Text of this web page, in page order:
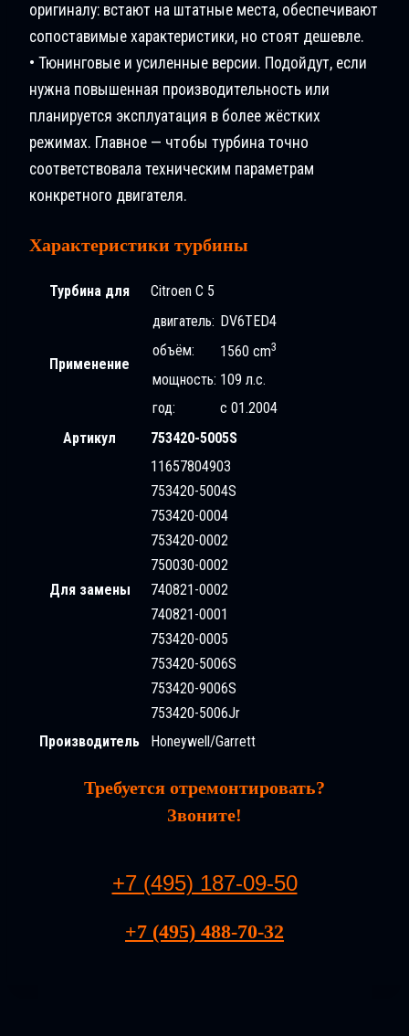
оригиналу: встают на штатные места, обеспечивают
сопоставимые характеристики, но стоят дешевле.
• Тюнинговые и усиленные версии. Подойдут, если
нужна повышенная производительность или
планируется эксплуатация в более жёстких
режимах. Главное — чтобы турбина точно
соответствовала техническим параметрам
конкретного двигателя.
Характеристики турбины
Турбина для Citroen C 5
Применение
двигатель: DV6TED4
объём:
1560 cm3
мощность: 109 л.с.
год:
с 01.2004
Артикул
753420-5005S
Для замены
11657804903
753420-5004S
753420-0004
753420-0002
750030-0002
740821-0002
740821-0001
753420-0005
753420-5006S
753420-9006S
753420-5006Jr
Производитель
Honeywell/Garrett
Требуется отремонтировать?
Звоните!
+7 (495) 187-09-50
+7 (495) 488-70-32